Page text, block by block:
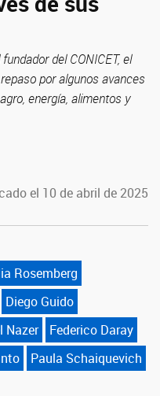
del CONICET, el
por algunos avances
energía, alimentos y
el 10 de abril de 2025
Rosemberg
Diego Guido
Nazer
Federico Daray
Paula Schaiquevich